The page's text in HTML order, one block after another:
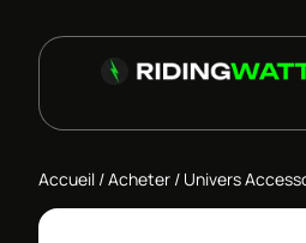
Accueil /Acheter / Univers